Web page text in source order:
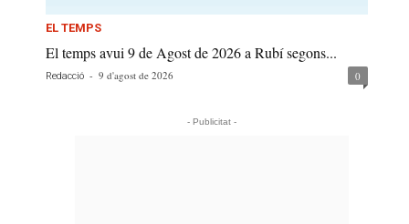
EL TEMPS
El temps avui 9 de Agost de 2026 a Rubí segons...
Redacció - 9 d'agost de 2026 0
- Publicitat -